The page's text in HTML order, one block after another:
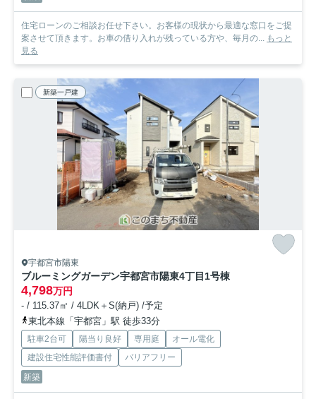
住宅ローンのご相談お任せ下さい。お客様の現状から最適な窓口をご提
案させて頂きます。お車の借り入れが残っている方や、毎月の... もっと
見る
新築一戸建
宇都宮市陽東
ブルーミングガーデン宇都宮市陽東4丁目 1号棟
4,798万円
- / 115.37㎡ / 4LDK＋S(納戸) /予定
東北本線「宇都宮」駅 徒歩33分
駐車2台可 陽当り良好 専用庭
オール電化
建設住宅性能評価書付
バリアフリー
新築